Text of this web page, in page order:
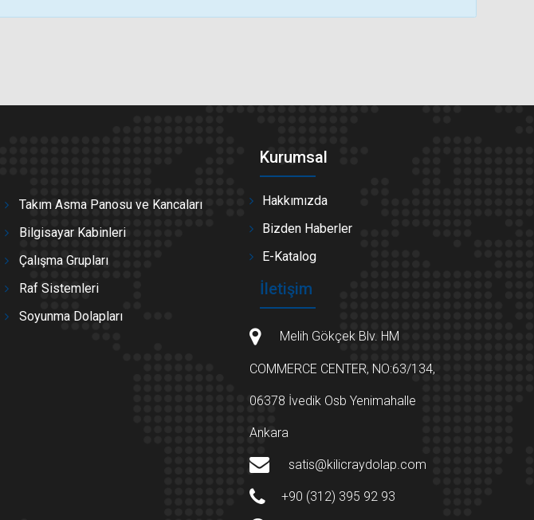
Takım Asma Panosu ve Kancaları
Bilgisayar Kabinleri
Çalışma Grupları
Raf Sistemleri
Soyunma Dolapları
Kurumsal
Hakkımızda
Bizden Haberler
E-Katalog
İletişim
Melih Gökçek Blv. HM
COMMERCE CENTER, NO:63/134,
06378 İvedik Osb Yenimahalle
Ankara
satis@kilicraydolap.com
+90 (312) 395 92 93